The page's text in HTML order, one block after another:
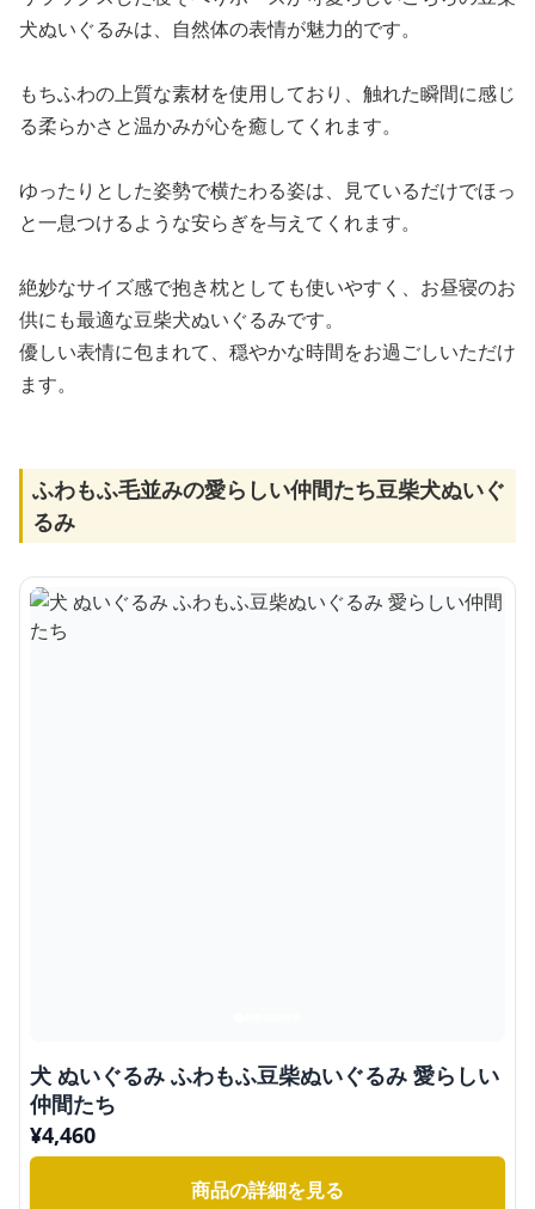
犬ぬいぐるみは、自然体の表情が魅力的です。
もちふわの上質な素材を使用しており、触れた瞬間に感じ
る柔らかさと温かみが心を癒してくれます。
ゆったりとした姿勢で横たわる姿は、見ているだけでほっ
と一息つけるような安らぎを与えてくれます。
絶妙なサイズ感で抱き枕としても使いやすく、お昼寝のお
供にも最適な豆柴犬ぬいぐるみです。
優しい表情に包まれて、穏やかな時間をお過ごしいただけ
ます。
ふわもふ毛並みの愛らしい仲間たち豆柴犬ぬいぐ
るみ
犬 ぬいぐるみ ふわもふ豆柴ぬいぐるみ 愛らしい
仲間たち
¥4,460
商品の詳細を見る